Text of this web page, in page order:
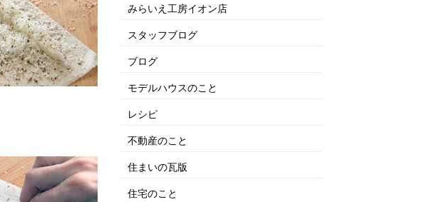
みらいえ工房イオン店
スタッフブログ
ブログ
モデルハウスのこと
レシピ
不動産のこと
住まいの瓦版
住宅のこと